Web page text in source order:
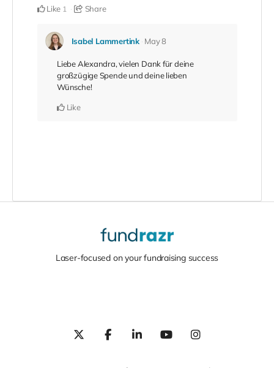
Like 1 Share
Isabel Lammertink May 8
Liebe Alexandra, vielen Dank für deine
großzügige Spende und deine lieben
Wünsche!
Like
Laser-focused on your fundraising success